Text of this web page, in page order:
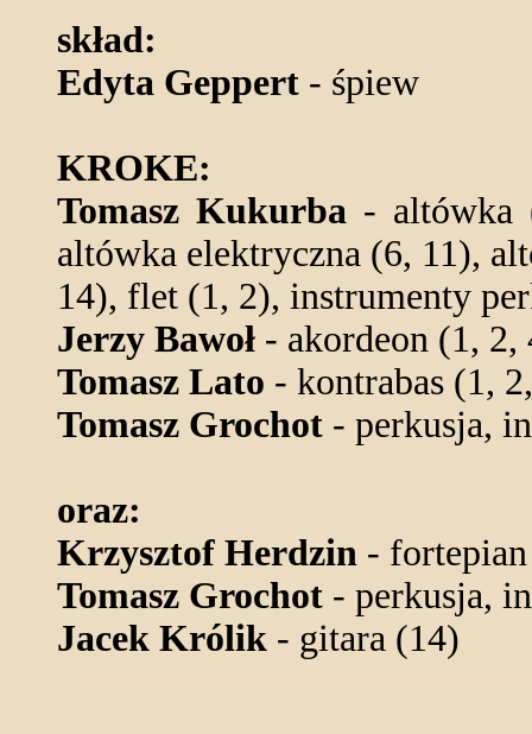
skład:
Edyta Geppert - śpiew
KROKE:
Tomasz Kukurba - altówka
altówka elektryczna (6, 11),
14), flet (1, 2), instrumenty
Jerzy Bawoł - akordeon (1,
Tomasz Lato - kontrabas (1,
Tomasz Grochot - perkusja,
oraz:
Krzysztof Herdzin -
Tomasz Grochot - perkusja,
Jacek Królik - gitara (14)